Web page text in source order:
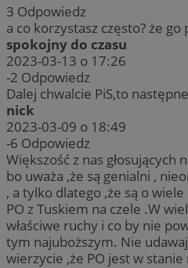
3 Odpowiedz
a co korzystasz często? że go
spokojny do czasu
2023-03-13 o 17:26
-2 Odpowiedz
Dalej chwalcie PiS,to
nick
2023-03-09 o 18:49
-6 Odpowiedz
Większość z nas głosujących
bo uważa ,że są genialni ,
, a tylko dlatego ,że są o
PO z Tuskiem na czele .W
właściwe ruchy i co by nie
tym najuboższym. Nie
wierzycie ,że PO jest w